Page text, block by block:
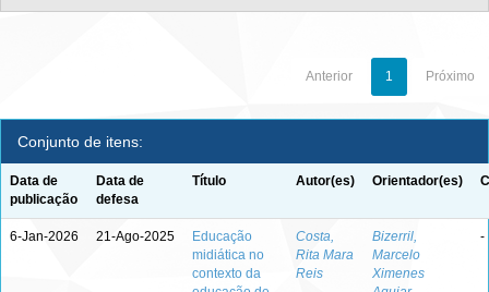
Anterior 1 Próximo
Conjunto de itens:
Data de
publicação
Data de
defesa
Título Autor(es) Orientador(es)
6-Jan-2026 21-Ago-2025
Educação
midiática no
contexto da
Costa,
Rita Mara
Reis
Bizerril,
Marcelo
Ximenes
-